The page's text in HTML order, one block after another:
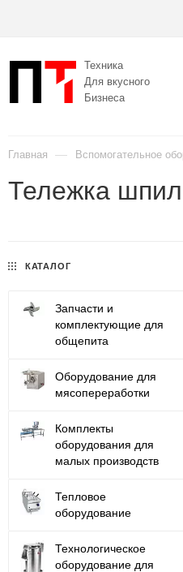
Техника
Для вкусного
Бизнеса
Главная — Вспомогательное
Тележка
КАТАЛОГ
Запчасти и
комплектующие для
общепита
Оборудование для
мясопереработки
Комплекты
оборудования для
малых производств
Тепловое
оборудование
Технологическое
оборудование для